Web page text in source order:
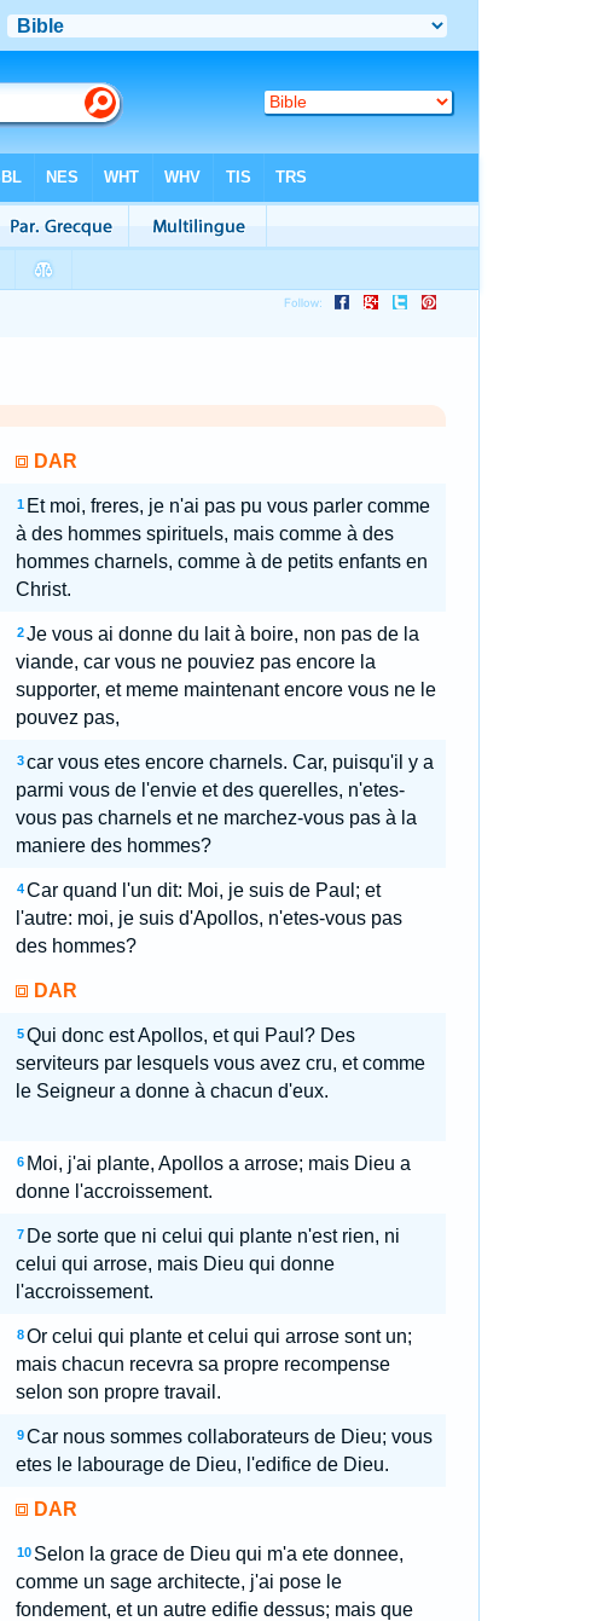
DAR
1 Et moi, freres, je n'ai pas pu vous parler comme
à des hommes spirituels, mais comme à des
hommes charnels, comme à de petits enfants en
Christ.
2 Je vous ai donne du lait à boire, non pas de la
viande, car vous ne pouviez pas encore la
supporter, et meme maintenant encore vous ne le
pouvez pas,
3 car vous etes encore charnels. Car, puisqu'il y a
parmi vous de l'envie et des querelles, n'etes-
vous pas charnels et ne marchez-vous pas à la
maniere des hommes?
4 Car quand l'un dit: Moi, je suis de Paul; et
l'autre: moi, je suis d'Apollos, n'etes-vous pas
des hommes?
DAR
5 Qui donc est Apollos, et qui Paul? Des
serviteurs par lesquels vous avez cru, et comme
le Seigneur a donne à chacun d'eux.
6 Moi, j'ai plante, Apollos a arrose; mais Dieu a
donne l'accroissement.
7 De sorte que ni celui qui plante n'est rien, ni
celui qui arrose, mais Dieu qui donne
l'accroissement.
8 Or celui qui plante et celui qui arrose sont un;
mais chacun recevra sa propre recompense
selon son propre travail.
9 Car nous sommes collaborateurs de Dieu; vous
etes le labourage de Dieu, l'edifice de Dieu.
DAR
10 Selon la grace de Dieu qui m'a ete donnee,
comme un sage architecte, j'ai pose le
fondement, et un autre edifie dessus; mais que